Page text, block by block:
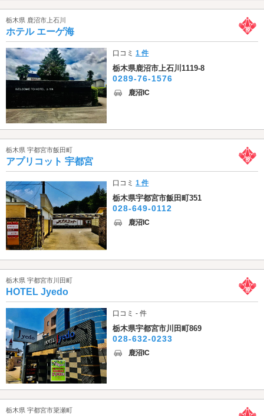
栃木県 鹿沼市上石川
ホテル エーゲ海
口コミ1 件
栃木県鹿沼市上石川1119-8
0289-76-1576
鹿沼IC
栃木県 宇都宮市飯田町
アプリコット 宇都宮
口コミ1 件
栃木県宇都宮市飯田町351
028-649-0112
鹿沼IC
栃木県 宇都宮市川田町
HOTEL Jyedo
口コミ - 件
栃木県宇都宮市川田町869
028-632-0233
鹿沼IC
栃木県 宇都宮市簗瀬町